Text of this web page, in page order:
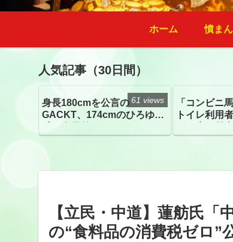
ホーム 憤ま
人気記事（30日間）
身長180cmを公言の
GACKT、174cmのひろゆき
トざわつき イベントでの写
61 views
「コンビニ
トイレ利用
【立民・中道】蓮舫氏
の“食料品の消費税ゼロ”